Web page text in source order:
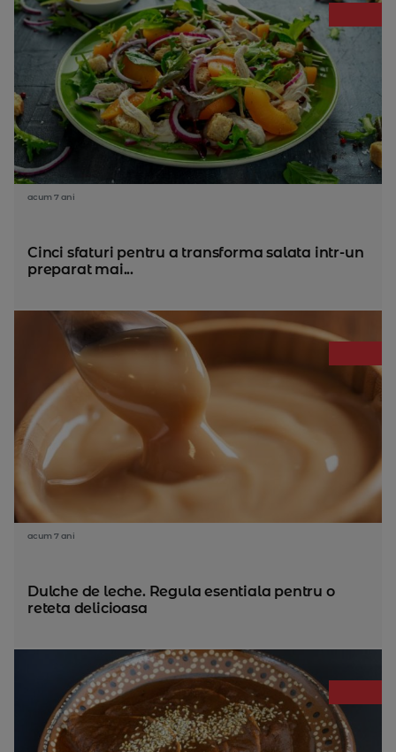
acum 7 ani
Cinci sfaturi pentru a transforma salata intr-un
preparat mai...
acum 7 ani
Dulche de leche. Regula esentiala pentru o
reteta delicioasa